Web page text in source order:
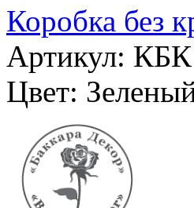
Коробка без
Артикул:
Цвет: